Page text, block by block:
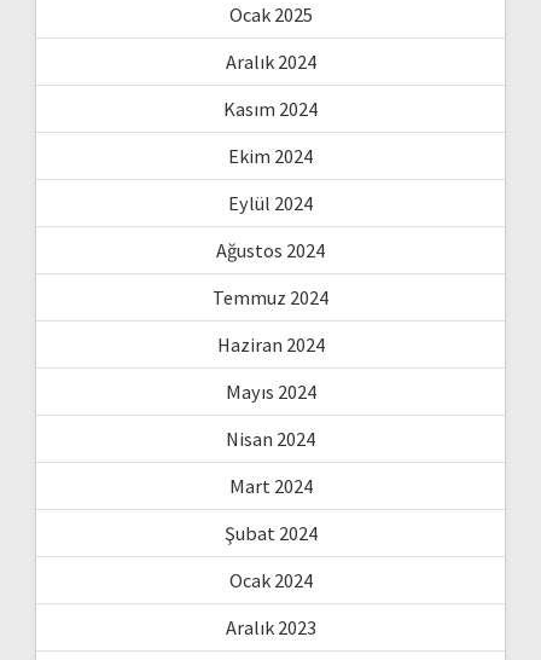
Ocak 2025
Aralık 2024
Kasım 2024
Ekim 2024
Eylül 2024
Ağustos 2024
Temmuz 2024
Haziran 2024
Mayıs 2024
Nisan 2024
Mart 2024
Şubat 2024
Ocak 2024
Aralık 2023